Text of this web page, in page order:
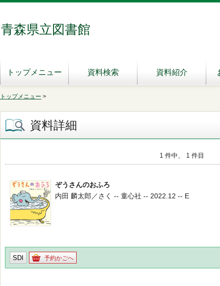
青森県立図書館
トップメニュー 資料検索 資料紹介
トップメニュー >
資料詳細
1 件中、 1 件目
ぞうさんのおふろ
内田 麟太郎／さく -- 童心社 -- 2022.12 -- E
SDI 予約かごへ